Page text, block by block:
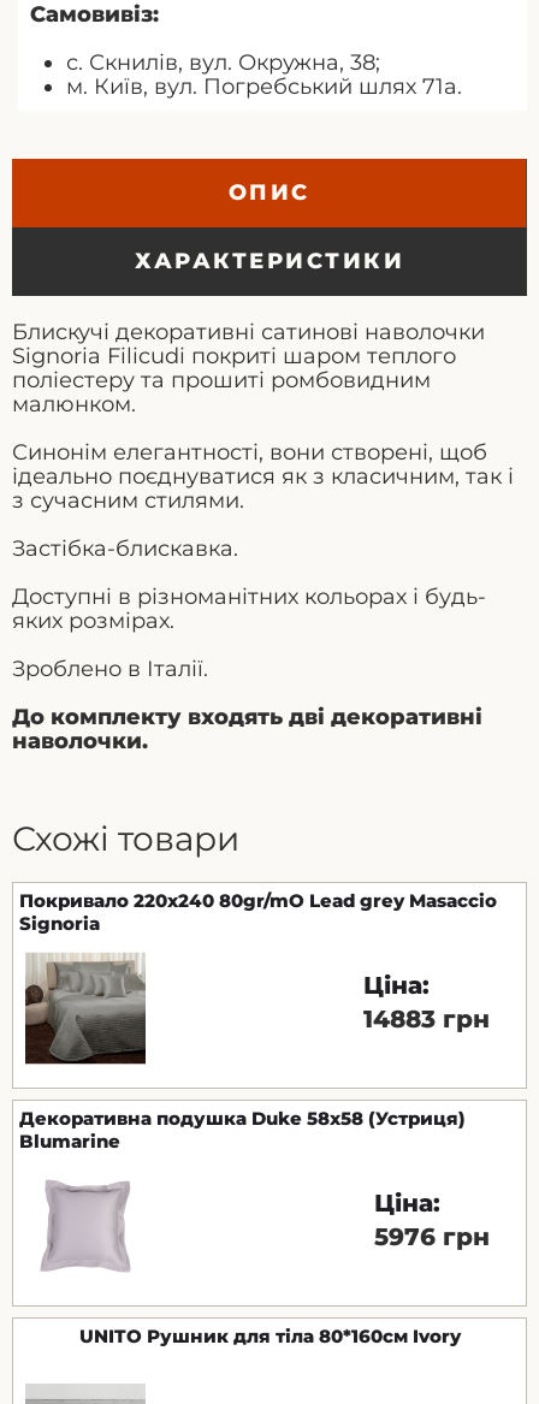
Самовивіз:
с. Скнилів, вул. Окружна, 38;
м. Київ, вул. Погребський шлях 71а.
ОПИС
ХАРАКТЕРИСТИКИ
Блискучі декоративні сатинові наволочки
Signoria Filicudi покриті шаром теплого
поліестеру та прошиті ромбовидним
малюнком.
Синонім елегантності, вони створені, щоб
ідеально поєднуватися як з класичним, так і
з сучасним стилями.
Застібка-блискавка.
Доступні в різноманітних кольорах і будь-
яких розмірах.
Зроблено в Італії.
До комплекту входять дві декоративні
наволочки.
Схожі товари
Покривало 220х240 80gr/mO Lead grey Masaccio
Signoria
Ціна:
14883 грн
Декоративна подушка Duke 58x58 (Устриця)
Blumarine
Ціна:
5976 грн
UNITO Рушник для тіла 80*160см Ivory